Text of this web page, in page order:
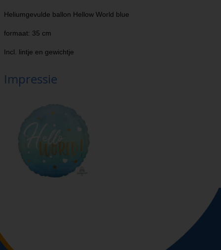
Heliumgevulde ballon Hellow World blue
formaat: 35 cm
Incl. lintje en gewichtje
Impressie